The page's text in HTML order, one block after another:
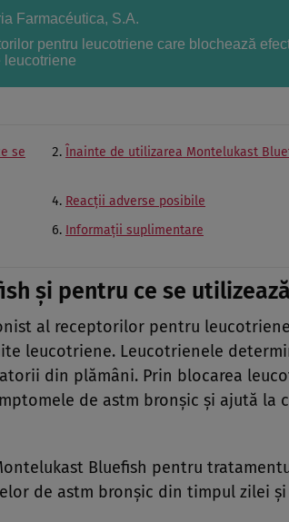
Farmacéutica, S.A.
pentru leucotriene care blochează
leucotriene
se
Înainte de utilizarea Montelukast
Reacţii adverse posibile
Informaţii suplimentare
şi pentru ce se utilizează
al receptorilor pentru
leucotriene. Leucotrienele
din plămâni. Prin blocarea
de astm bronşic şi ajută la
Bluefish pentru
de astm bronşic din timpul zilei